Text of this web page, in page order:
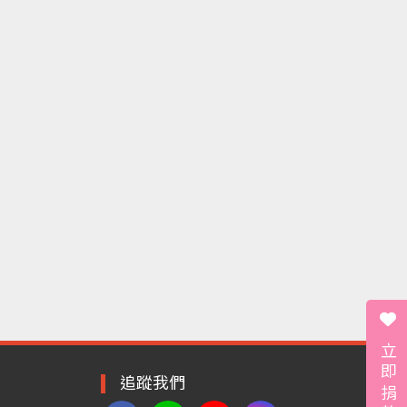
追蹤我們 立即捐款